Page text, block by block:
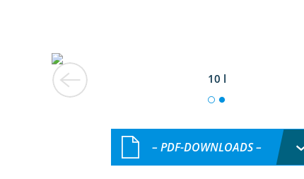
10 l
– PDF-DOWNLOADS –